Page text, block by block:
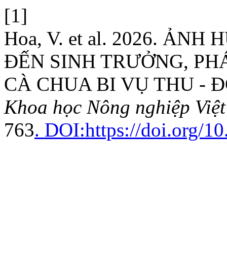
[1]
Hoa, V. et al. 2026. ẢNH
ĐẾN SINH TRƯỞNG,
CÀ CHUA BI VỤ THU -
Khoa học Nông nghiệp
763. DOI:https://doi.org/